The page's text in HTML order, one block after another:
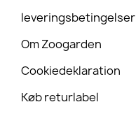
leveringsbetingelser
Om Zoogarden
Cookiedeklaration
Køb returlabel